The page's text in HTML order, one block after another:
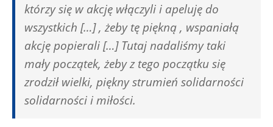
którzy się w akcję włączyli i apeluję do
wszystkich […] , żeby tę piękną , wspaniałą
akcję popierali […] Tutaj nadaliśmy taki
mały początek, żeby z tego początku się
zrodził wielki, piękny strumień solidarności
solidarności i miłości.